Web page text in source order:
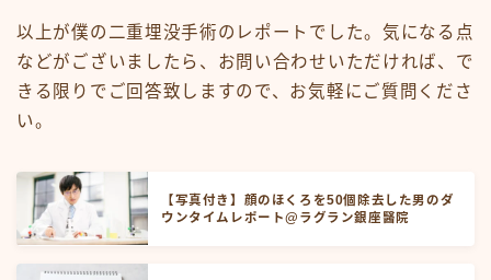
以上が僕の二重埋没手術のレポートでした。気になる点
などがございましたら、お問い合わせいただければ、で
きる限りでご回答致しますので、お気軽にご質問くださ
い。
【写真付き】顔のほくろを50個除去した男のダ
ウンタイムレポート@ラグラン銀座醫院